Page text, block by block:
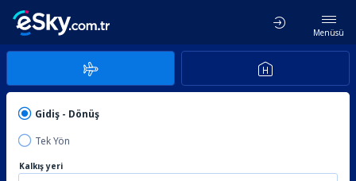
Menüsü
Gidiş - Dönüş
Tek Yön
Kalkış yeri